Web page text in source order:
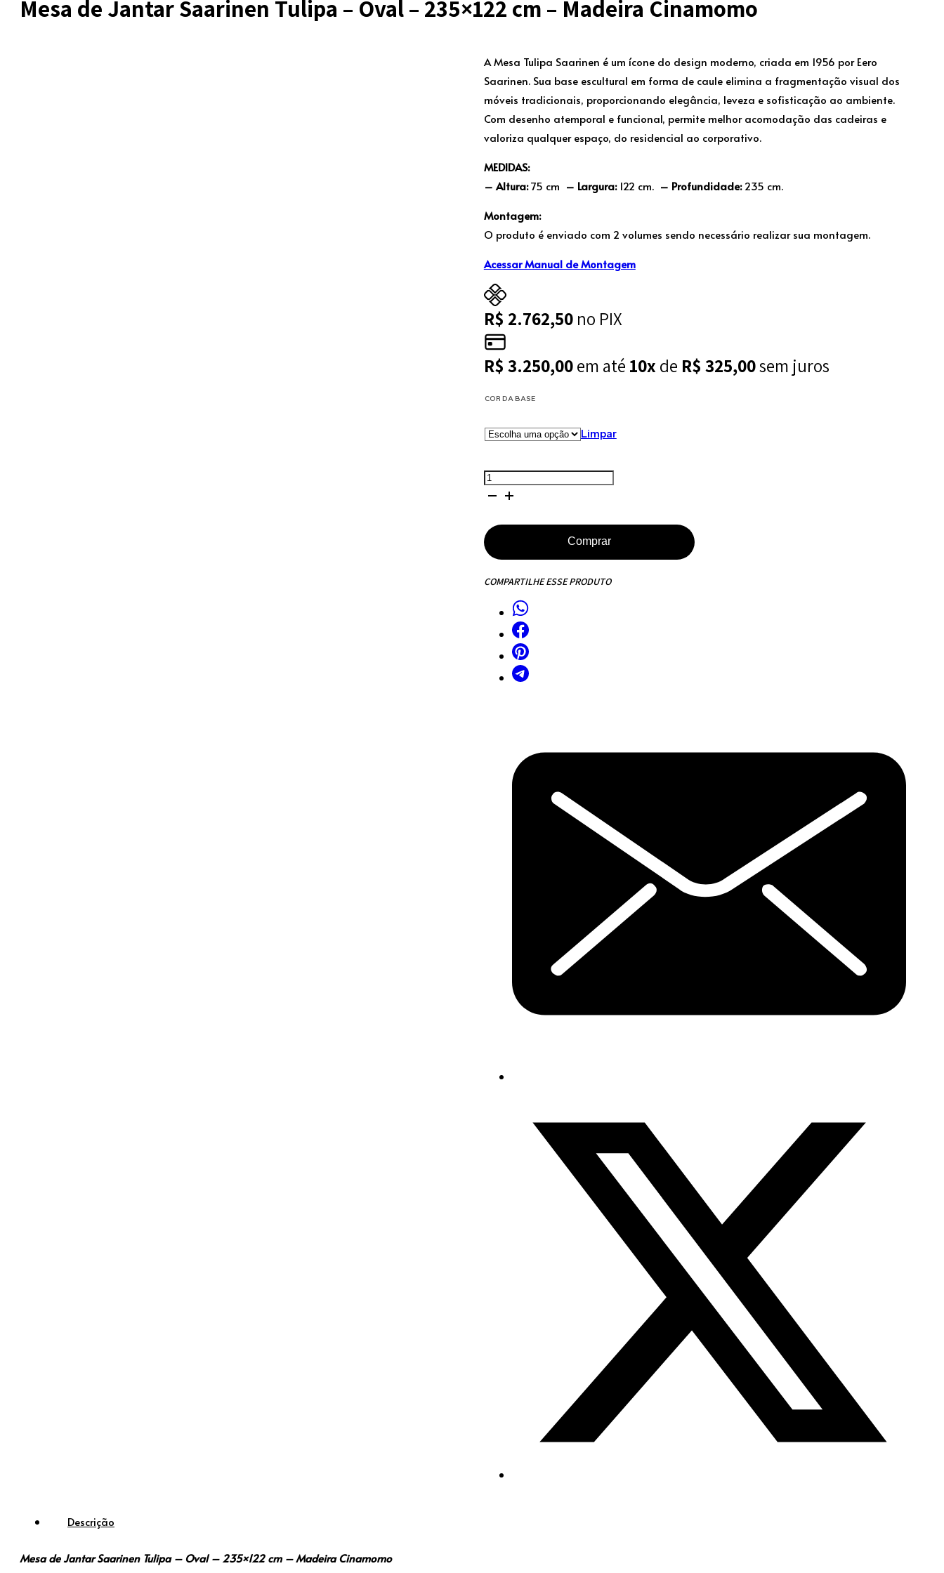
Mesa de Jantar Saarinen Tulipa – Oval – 235×122 cm – Madeira Cinamomo
A Mesa Tulipa Saarinen é um ícone do design moderno, criada em 1956 por Eero
Saarinen. Sua base escultural em forma de caule elimina a fragmentação visual dos
móveis tradicionais, proporcionando elegância, leveza e sofisticação ao ambiente.
Com desenho atemporal e funcional, permite melhor acomodação das cadeiras e
valoriza qualquer espaço, do residencial ao corporativo.
MEDIDAS:
– Altura:75 cm – Largura:122 cm. – Profundidade:235 cm.
Montagem:
O produto é enviado com 2 volumes sendo necessário realizar sua montagem.
Acessar Manual de Montagem
R$ 2.762,50no PIX
R$ 3.250,00em até 10x de R$ 325,00sem juros
COR DA BASE
Limpar
Mesa
de
Saarinen
Tulipa
Oval
235x122
Madeira
Comprar
COMPARTILHE ESSE PRODUTO
Descrição
Mesa de Jantar Saarinen Tulipa – Oval – 235×122 cm – Madeira Cinamomo